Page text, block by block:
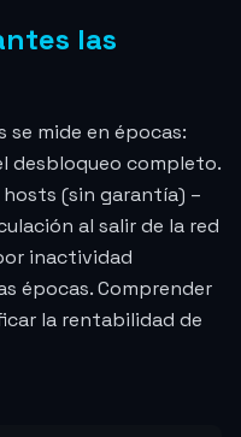
las
se mide en épocas:
desbloqueo completo.
(sin garantía) –
al salir de la red
inactividad
épocas. Comprender
la rentabilidad de